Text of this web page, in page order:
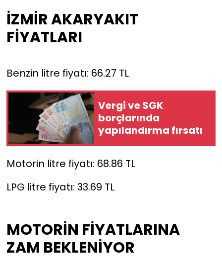
İZMİR AKARYAKIT
FİYATLARI
Benzin litre fiyatı: 66.27 TL
Vergi ve SGK
borçlarında
yapılandırma fırsatı
Motorin litre fiyatı: 68.86 TL
LPG litre fiyatı: 33.69 TL
MOTORİN FİYATLARINA
ZAM BEKLENİYOR